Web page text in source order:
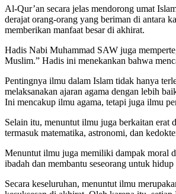
Al-Qur’an secara jelas mendorong umat
derajat orang-orang yang beriman di antara
memberikan manfaat besar di akhirat.
Hadis Nabi Muhammad SAW juga
Muslim.” Hadis ini menekankan bahwa
Pentingnya ilmu dalam Islam tidak hanya
melaksanakan ajaran agama dengan lebih
Ini mencakup ilmu agama, tetapi juga ilmu
Selain itu, menuntut ilmu juga berkaitan erat
termasuk matematika, astronomi, dan
Menuntut ilmu juga memiliki dampak moral
ibadah dan membantu seseorang untuk
Secara keseluruhan, menuntut ilmu